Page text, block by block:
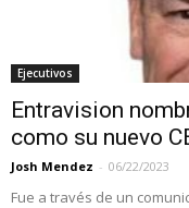
Ejecutivos
Entravision
como su nuevo
Josh Mendez - 06/22/2023
Fue a través de un